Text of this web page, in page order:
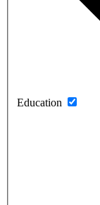
Education